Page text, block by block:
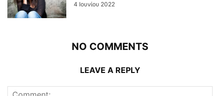
4 Ιουνίου 2022
NO COMMENTS
LEAVE A REPLY